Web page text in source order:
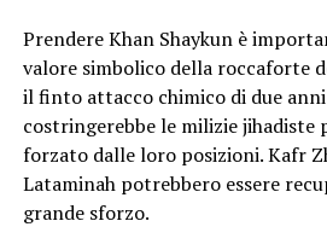
Prendere Khan Shaykun è
valore simbolico della roccaforte
il finto attacco chimico di due
costringerebbe le milizie jihadiste
forzato dalle loro posizioni. Kafr
Lataminah potrebbero essere
grande sforzo.